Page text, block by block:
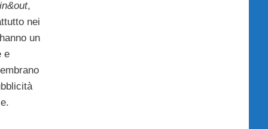
,
nei
un
e